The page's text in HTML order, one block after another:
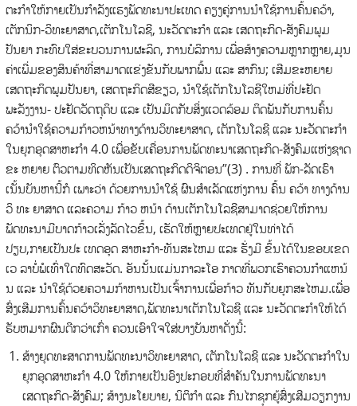
ຕະກໍາໃຫ້ກາຍເປັນກໍາລັງແຮງພັດທະນາປະເທດ ຄຽງຄູ່ການນໍາໃຊ້ການຄົ້ນຄວ້າ,
ເຕັກນິກ-ວິທະຍາສາດ,ເຕັກໂນໂລຊີ, ນະວັດຕະກໍາ ແລະ ເສດຖະກິດ-ສັງຄົມພູມ
ປັນຍາ ກະທົບໃສ່ຂະບວນການຜະລິດ, ການບໍລິການ ເພື່ອສ້າງຄວາມຫຼາກຫຼາຍ,ມູນ
ຄ່າເພີ່ມຂອງສິນຄ້າທີ່ສາມາດແຂ່ງຂັນກັບພາກພື້ນ ແລະ ສາກົນ; ເສີມຂະຫຍາຍ
ເສດຖະກິດພູມປັນຍາ, ເສດຖະກິດສີຂຽວ, ນໍາໃຊ້ເຕັກໂນໂລຊີໃຫມ່ທີ່ປະຢັດ
ພະລັງງານ- ປະຢັດວັດຖຸດິບ ແລະ ເປັນມິດກັບສິ່ງແວດລ້ອມ ຕິດພັນກັບການຄົ້ນ
ຄວ້ານໍາໃຊ້ຄວາມກ້າວຫນ້າທາງດ້ານວິທະຍາສາດ, ເຕັກໂນໂລຊີ ແລະ ນະວັດຕະກໍາ
ໃນຍຸກອຸດສາຫະກໍາ 4.0 ເພື່ອຂັບເຄື່ອນການພັດທະນາເສດຖະກິດ-ສັງຄົມແຫ່ງຊາດ
ຂະ ຫຍາຍ ຕົວຕາມທິດຫັນເປັນເສດຖະກິດດິຈິຕອນ”(3) . ການທີ່ ພັກ-ລັດເຮົາ
ເນັ້ນບັນຫານີ້ກໍ ເພາະວ່າ ດ້ວຍການນໍາໃຊ້ ຜົນສໍາເລັດແຫ່ງການ ຄົ້ນ ຄວ້າ ທາງດ້ານ
ວິ ທະ ຍາສາດ ແລະຄວາມ ກ້າວ ຫນ້າ ດ້ານເຕັກໂນໂລຊີສາມາດຊ່ວຍໃຫ້ການ
ພັດທະນາມີບາດກ້າວເລັ່ງລັດໄວຂຶ້ນ, ເຮັດໃຫ້ຫຼາຍປະເທດຢູ່ໃນທ່າໄດ້
ປຽບ,ກາຍເປັນປະ ເທດອຸດ ສາຫະກໍາ-ທັນສະໄຫມ ແລະ ຮັ່ງມີ ຂຶ້ນໄດ້ໃນຂອບເຂດ
ເວ ລາບໍ່ພໍເທົ່າໃດທົດສະວັດ. ອັນນັ້ນແມ່ນກາລະໂອ ກາດທີ່ພວກເຮົາຄວນກໍາແຫນ້
ນ ແລະ ນໍາໃຊ້ດ້ວຍຄວາມກ້າຫານເປັນເຈົ້າການເພື່ອກ້າວ ທັນກັບຍຸກສະໄຫມ.ເພື່ອ
ສົ່ງເສີມການຄົ້ນຄວ້າວິທະຍາສາດ,ພັດທະນາເຕັກໂນໂລຊີ ແລະ ນະວັດຕະກໍາໃຫ້ໄດ້
ຮັບຫມາກຜົນດີກວ່າເກົ່າ ຄວນເອົາໃຈໃສ່ບາງບັນຫາດັ່ງນີ້:
ສ້າງຍຸດທະສາດການພັດທະນາວິທະຍາສາດ, ເຕັກໂນໂລຊີ ແລະ ນະວັດຕະກໍາໃນ
ຍຸກອຸດສາຫະກໍາ 4.0 ໃຫ້ກາຍເປັນອົງປະກອບທີ່ສໍາຄັນໃນການພັດທະນາ
ເສດຖະກິດ-ສັງຄົມ; ສ້າງນະໂຍບາຍ, ນິຕິກໍາ ແລະ ກົນໄກຊຸກຍູ້ສົ່ງເສີມວຽກງານ